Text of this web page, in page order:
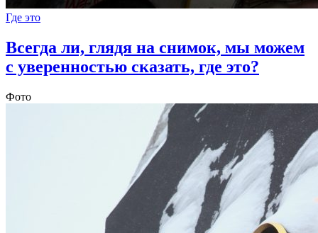
Где это
Всегда ли, глядя на снимок, мы можем
с уверенностью сказать, где это?
Фото